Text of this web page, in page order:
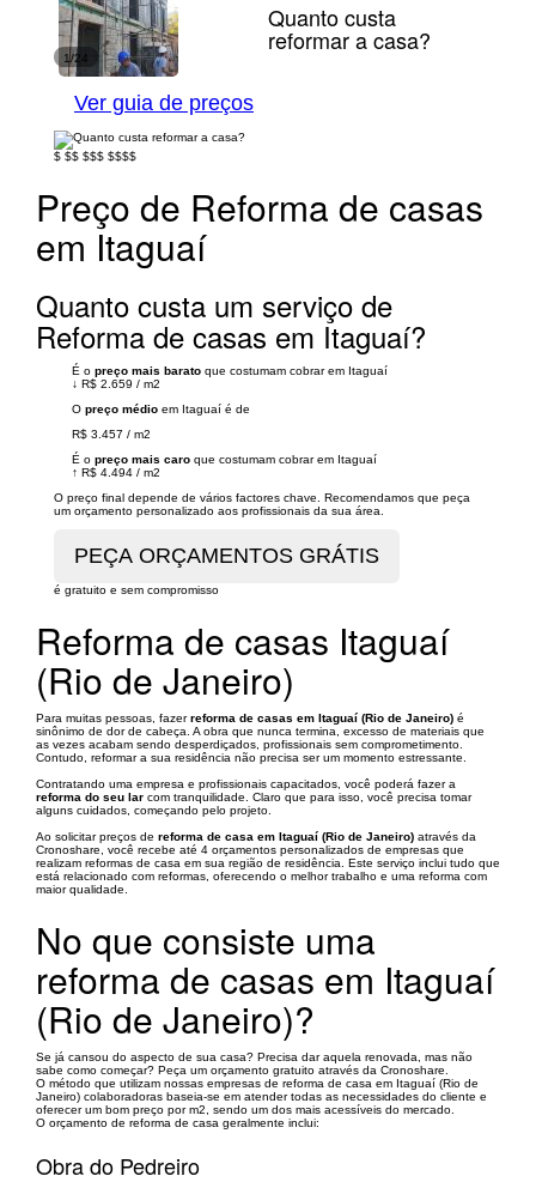
1/24
Quanto custa
reformar a casa?
Ver guia de preços
$ $$ $$$ $$$$
Preço de Reforma de casas
em Itaguaí
Quanto custa um serviço de
Reforma de casas em Itaguaí?
É o preço mais barato que costumam cobrar em Itaguaí
↓ R$ 2.659 / m2
O preço médio em Itaguaí é de
R$ 3.457 / m2
É o preço mais caro que costumam cobrar em Itaguaí
↑ R$ 4.494 / m2
O preço final depende de vários factores chave. Recomendamos que peça
um orçamento personalizado aos profissionais da sua área.
é gratuito e sem compromisso
Reforma de casas Itaguaí
(Rio de Janeiro)
Para muitas pessoas, fazerreforma de casas em Itaguaí (Rio de Janeiro) é
sinônimo de dor de cabeça. A obra que nunca termina, excesso de materiais que
as vezes acabam sendo desperdiçados, profissionais sem comprometimento.
Contudo, reformar a sua residência não precisa ser um momento estressante.
Contratando uma empresa e profissionais capacitados, você poderá fazer a
reforma do seu lar com tranquilidade. Claro que para isso, você precisa tomar
alguns cuidados, começando pelo projeto.
Ao solicitar preços de reforma de casa em Itaguaí (Rio de Janeiro) através da
Cronoshare, você recebe até 4 orçamentos personalizados de empresas que
realizam reformas de casa em sua região de residência. Este serviço inclui tudo que
está relacionado com reformas, oferecendo o melhor trabalho e uma reforma com
maior qualidade.
No que consiste uma
reforma de casas em Itaguaí
(Rio de Janeiro)?
Se já cansou do aspecto de sua casa? Precisa dar aquela renovada, mas não
sabe como começar? Peça um orçamento gratuito através da Cronoshare.
O método que utilizam nossas empresas de reforma de casa em Itaguaí (Rio de
Janeiro) colaboradoras baseia-se em atender todas as necessidades do cliente e
oferecer um bom preço por m2, sendo um dos mais acessíveis do mercado.
O orçamento de reforma de casa geralmente inclui:
Obra do Pedreiro